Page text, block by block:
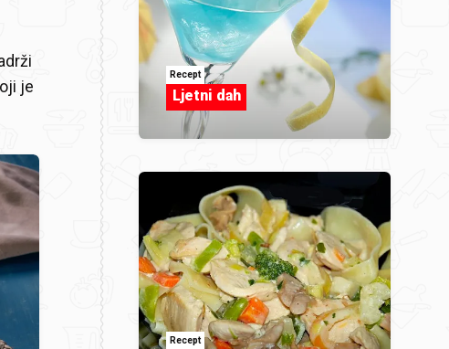
je
Recept
Ljetni dah
Recept